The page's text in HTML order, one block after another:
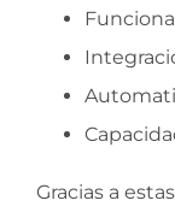
Gracias a